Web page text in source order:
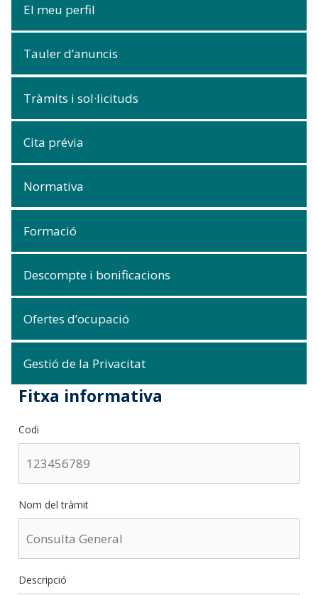
El meu perfil
Tauler d’anuncis
Tràmits i sol·licituds
Cita prévia
Normativa
Formació
Descompte i bonificacions
Ofertes d’ocupació
Gestió de la Privacitat
Fitxa informativa
Codi
Nom del tràmit
Descripció